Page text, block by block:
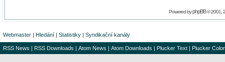
Powered byphpBB© 2001,
Webmaster | Hledání | Statistiky | Syndikační kanály
RSS News | RSS Downloads | Atom News | Atom Downloads | Plucker Text | Plucker Color